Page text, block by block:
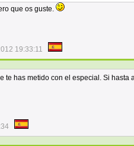
que os guste.
19:33:11
te has metido con el especial. Si